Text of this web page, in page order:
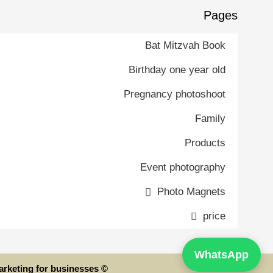
Pages
Bat Mitzvah Book
Birthday one year old
Pregnancy photoshoot
Family
Products
Event photography
Photo Magnets
price
© All rights reserved to the "atzalemet" website. | Website built by Get-web, smart digital marketing for businesses.
WhatsApp